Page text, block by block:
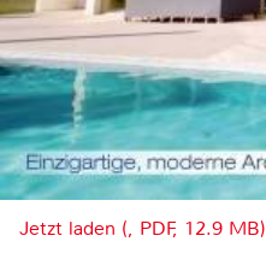
Jetzt laden (, PDF, 12.9 MB)